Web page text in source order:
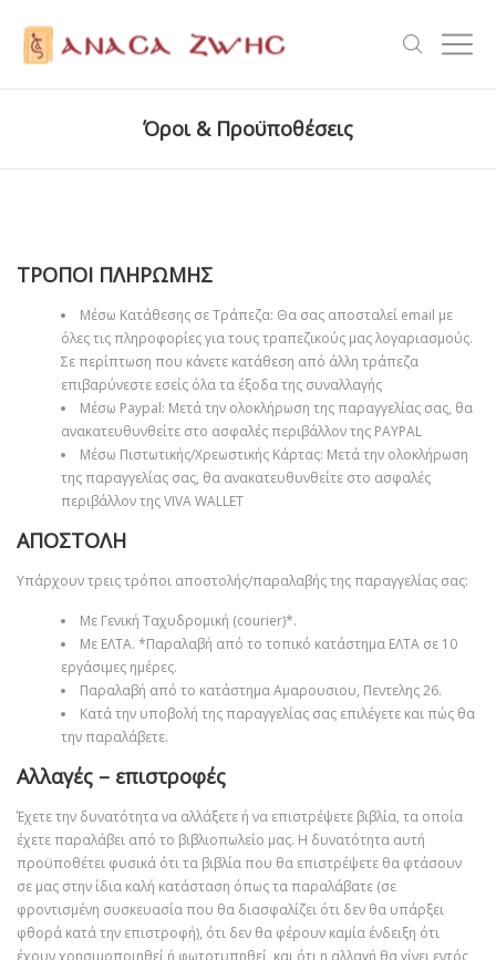
Όροι & Προϋποθέσεις
ΤΡΟΠΟΙ ΠΛΗΡΩΜΗΣ
Μέσω Κατάθεσης σε Τράπεζα: Θα σας αποσταλεί email με
όλες τις πληροφορίες για τους τραπεζικούς μας λογαριασμούς.
Σε περίπτωση που κάνετε κατάθεση από άλλη τράπεζα
επιβαρύνεστε εσείς όλα τα έξοδα της συναλλαγής
Μέσω Paypal: Μετά την ολοκλήρωση της παραγγελίας σας, θα
ανακατευθυνθείτε στο ασφαλές περιβάλλον της PAYPAL
Μέσω Πιστωτικής/Χρεωστικής Κάρτας: Μετά την ολοκλήρωση
της παραγγελίας σας, θα ανακατευθυνθείτε στο ασφαλές
περιβάλλον της VIVA WALLET
ΑΠΟΣΤΟΛΗ
Υπάρχουν τρεις τρόποι αποστολής/παραλαβής της παραγγελίας σας:
Με Γενική Ταχυδρομική (courier)*.
Με ΕΛΤΑ. *Παραλαβή από το τοπικό κατάστημα ΕΛΤΑ σε 10
εργάσιμες ημέρες.
Παραλαβή από το κατάστημα Αμαρουσιου, Πεντελης 26.
Κατά την υποβολή της παραγγελίας σας επιλέγετε και πώς θα
την παραλάβετε.
Αλλαγές – επιστροφές
Έχετε την δυνατότητα να αλλάξετε ή να επιστρέψετε βιβλία, τα οποία
έχετε παραλάβει από το βιβλιοπωλείο μας. Η δυνατότητα αυτή
προϋποθέτει φυσικά ότι τα βιβλία που θα επιστρέψετε θα φτάσουν
σε μας στην ίδια καλή κατάσταση όπως τα παραλάβατε (σε
φροντισμένη συσκευασία που θα διασφαλίζει ότι δεν θα υπάρξει
φθορά κατά την επιστροφή), ότι δεν θα φέρουν καμία ένδειξη ότι
έχουν χρησιμοποιηθεί ή φωτοτυπηθεί, και ότι η αλλαγή θα γίνει εντός